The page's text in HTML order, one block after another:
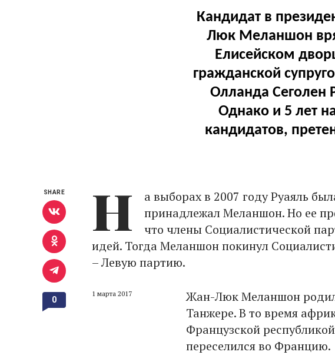
Кандидат в
Люк Меланшон
Елисейском
гражданской
Олланда Сеголен
Однако и 5 лет
кандидатов,
Н
а выборах в 2007 году Руаяль
принадлежал Меланшон. Но ее
что члены Социалистической
идей. Тогда Меланшон покинул
– Левую партию.
1 марта 2017
Жан-Люк Меланшон
Танжере. В то время
Французской
переселился во Францию.
SHARE
0